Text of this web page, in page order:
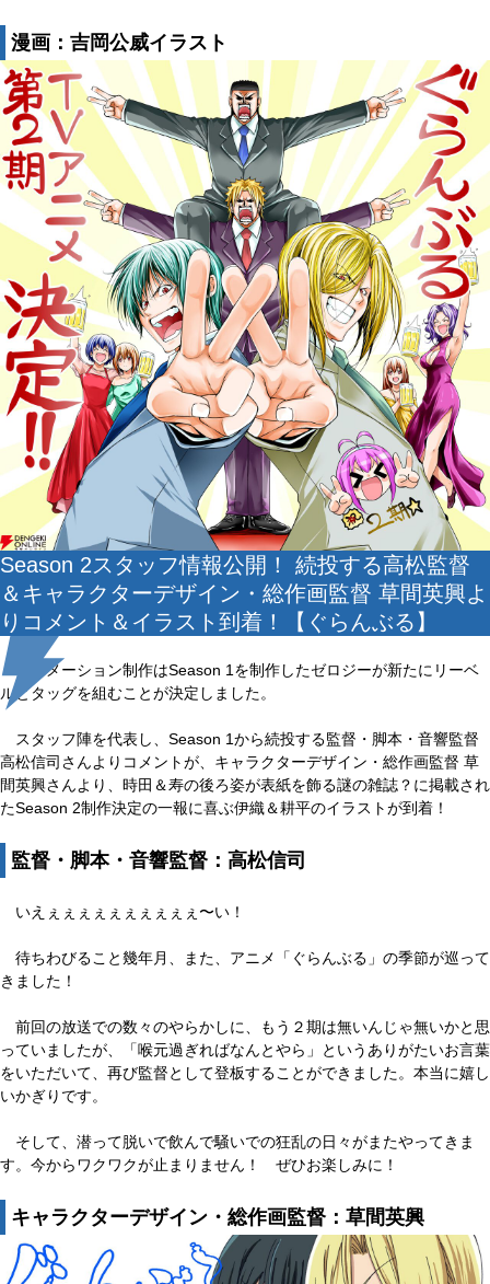
漫画：吉岡公威イラスト
Season 2スタッフ情報公開！ 続投する高松監督
＆キャラクターデザイン・総作画監督 草間英興よ
りコメント＆イラスト到着！【ぐらんぶる】
アニメーション制作はSeason 1を制作したゼロジーが新たにリーベ
ルとタッグを組むことが決定しました。
スタッフ陣を代表し、Season 1から続投する監督・脚本・音響監督
高松信司さんよりコメントが、キャラクターデザイン・総作画監督 草
間英興さんより、時田＆寿の後ろ姿が表紙を飾る謎の雑誌？に掲載され
たSeason 2制作決定の一報に喜ぶ伊織＆耕平のイラストが到着！
監督・脚本・音響監督：高松信司
いえぇぇぇぇぇぇぇぇぇぇ〜い！
待ちわびること幾年月、また、アニメ「ぐらんぶる」の季節が巡って
きました！
前回の放送での数々のやらかしに、もう２期は無いんじゃ無いかと思
っていましたが、「喉元過ぎればなんとやら」というありがたいお言葉
をいただいて、再び監督として登板することができました。本当に嬉し
いかぎりです。
そして、潜って脱いで飲んで騒いでの狂乱の日々がまたやってきま
す。今からワクワクが止まりません！ ぜひお楽しみに！
キャラクターデザイン・総作画監督：草間英興